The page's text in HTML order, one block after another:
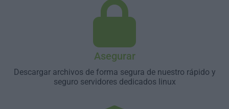
Asegurar
Descargar archivos de forma segura de nuestro rápido y
seguro servidores dedicados linux